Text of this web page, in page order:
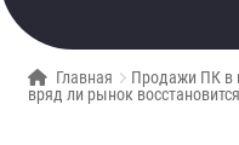
Главная
Продажи ПК в
вряд ли рынок